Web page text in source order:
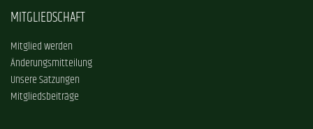
MITGLIEDSCHAFT
Mitglied werden
Änderungsmitteilung
Unsere Satzungen
Mitgliedsbeiträge